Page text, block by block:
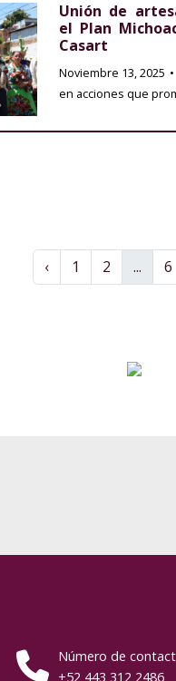
Unión de
el Plan
Casart
Noviembre 13, 2025
en acciones que
‹ 1 2 ... 6
Número de
+52 443 312 2486